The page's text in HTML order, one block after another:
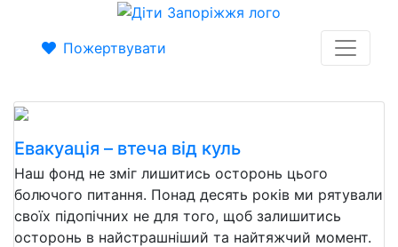
Пожертвувати
Евакуація – втеча від куль
Наш фонд не зміг лишитись осторонь цього
болючого питання. Понад десять років ми рятували
своїх підопічних не для того, щоб залишитись
осторонь в найстрашніший та найтяжчий момент.